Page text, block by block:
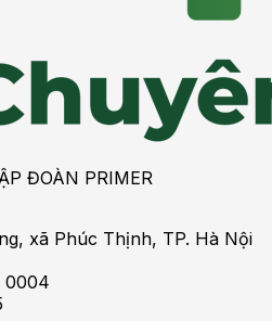
ĐOÀN PRIMER
xã Phúc Thịnh, TP. Hà Nội
0004